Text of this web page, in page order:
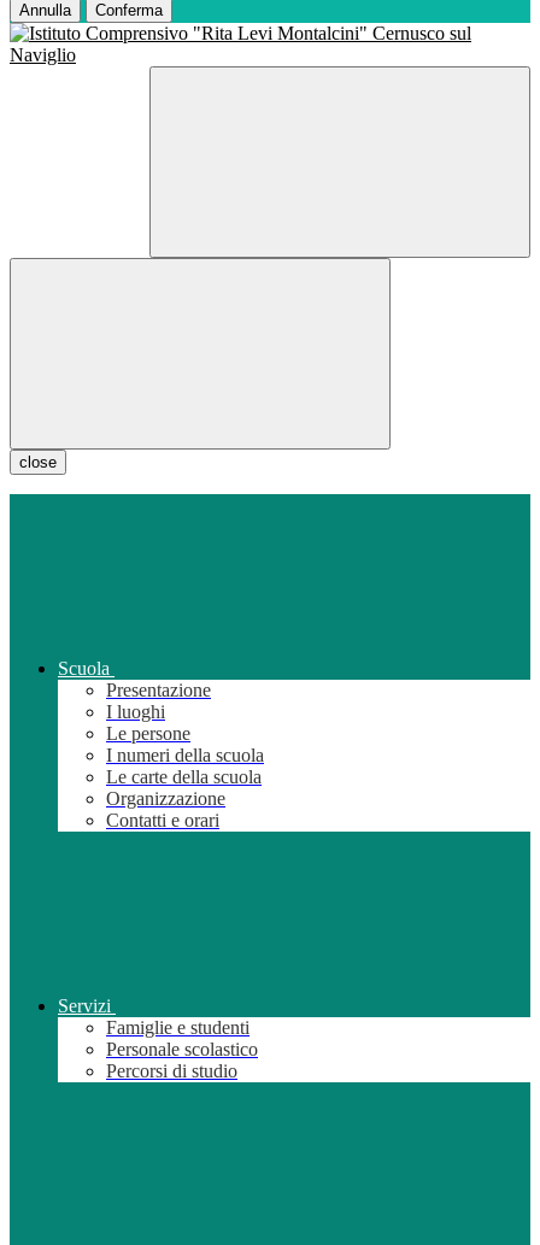
Annulla Conferma
close
Scuola
Presentazione
I luoghi
Le persone
I numeri della scuola
Le carte della scuola
Organizzazione
Contatti e orari
Servizi
Famiglie e studenti
Personale scolastico
Percorsi di studio